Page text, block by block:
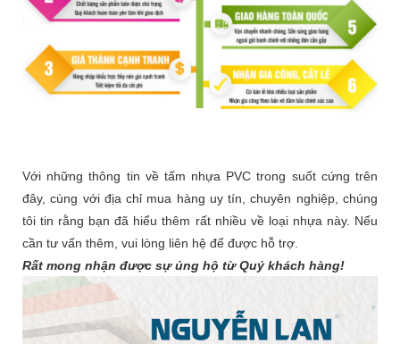
Với những thông tin về tấm nhựa PVC trong suốt cứng trên
đây, cùng với địa chỉ mua hàng uy tín, chuyên nghiệp, chúng
tôi tin rằng bạn đã hiểu thêm rất nhiều về loại nhựa này. Nếu
cần tư vấn thêm, vui lòng liên hệ để được hỗ trợ.
Rất mong nhận được sự ủng hộ từ Quý khách hàng!